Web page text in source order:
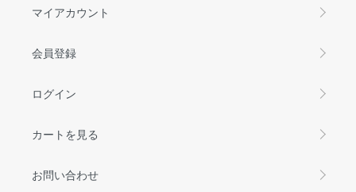
マイアカウント
会員登録
ログイン
カートを見る
お問い合わせ